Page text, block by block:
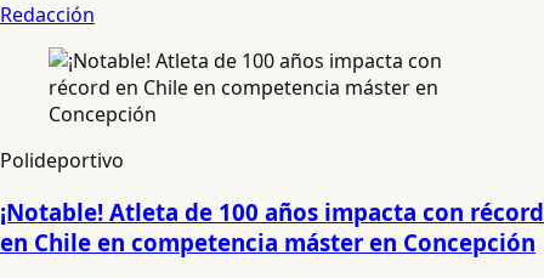
Redacción
Polideportivo
¡Notable! Atleta de 100 años impacta con récord
en Chile en competencia máster en Concepción